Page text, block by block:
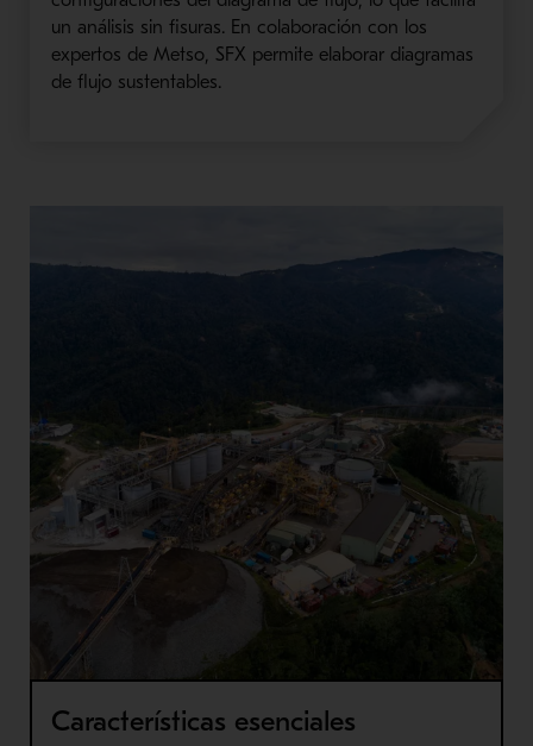
un análisis sin fisuras. En colaboración con los
expertos de Metso, SFX permite elaborar diagramas
de flujo sustentables.
Características esenciales